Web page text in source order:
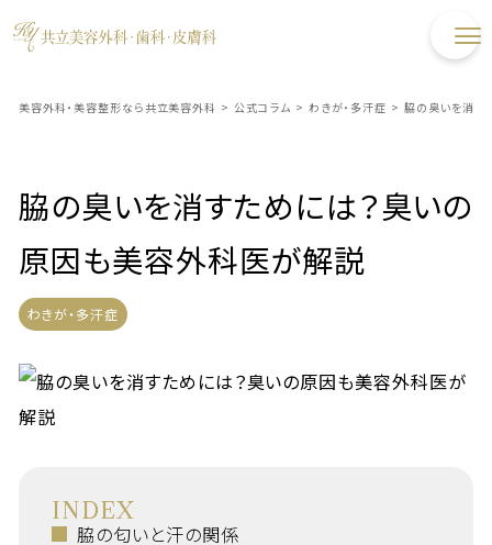
美容外科・美容整形なら共立美容外科 > 公式コラム > わきが・多汗症 > 脇の臭いを消す
脇の臭いを消すためには？臭いの
原因も美容外科医が解説
わきが・多汗症
INDEX
脇の匂いと汗の関係